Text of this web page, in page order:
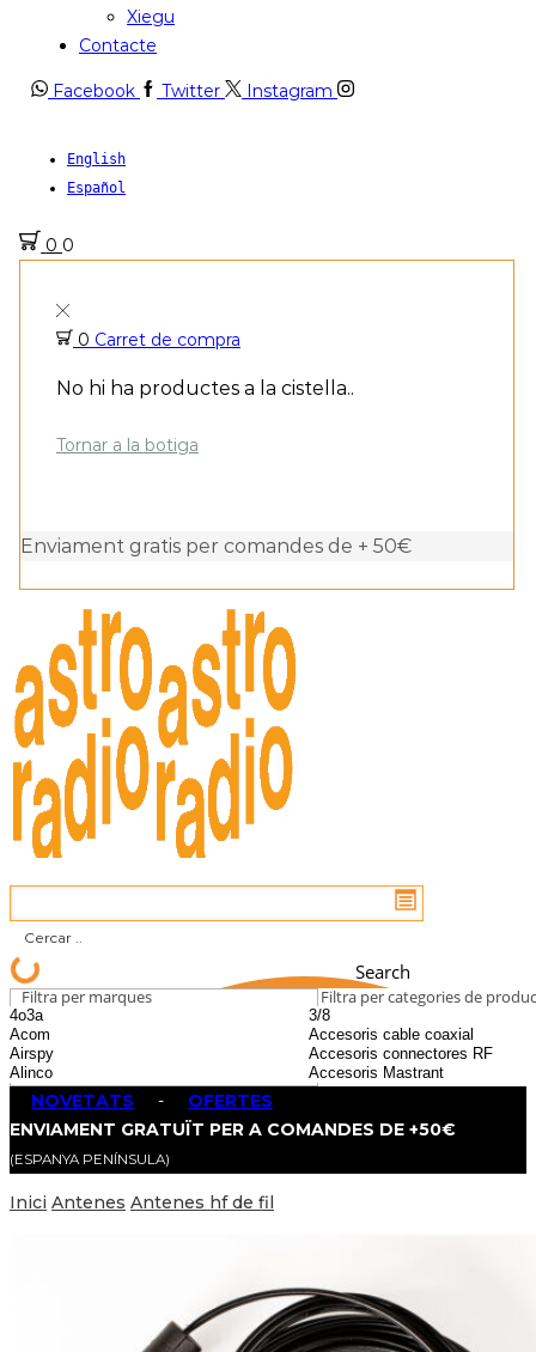
Xiegu
Contacte
Facebook Twitter Instagram
English
Español
0 0
0 Carret de compra
No hi ha productes a la cistella..
Tornar a la botiga
Enviament gratis per comandes de + 50€
Search
Filtra per marques Filtra per categories de
NOVETATS - OFERTES
ENVIAMENT GRATUÏT PER A COMANDES DE +50€
(ESPANYA PENÍNSULA)
Inici Antenes Antenes hf de fil